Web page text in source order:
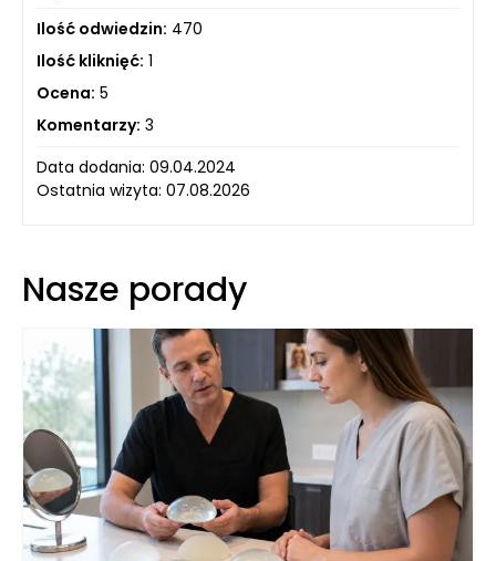
Ilość odwiedzin: 470
Ilość kliknięć: 1
Ocena: 5
Komentarzy: 3
Data dodania: 09.04.2024
Ostatnia wizyta: 07.08.2026
Nasze porady